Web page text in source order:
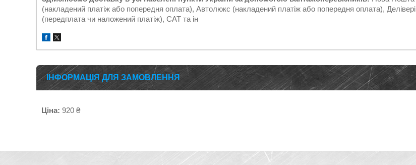
(накладений платіж або попередня оплата), Автолюкс (накладений платіж або попередня оплата), Делівері
(передплата чи наложений платіж), САТ та ін
ІНФОРМАЦІЯ ДЛЯ ЗАМОВЛЕННЯ
Ціна: 920 ₴